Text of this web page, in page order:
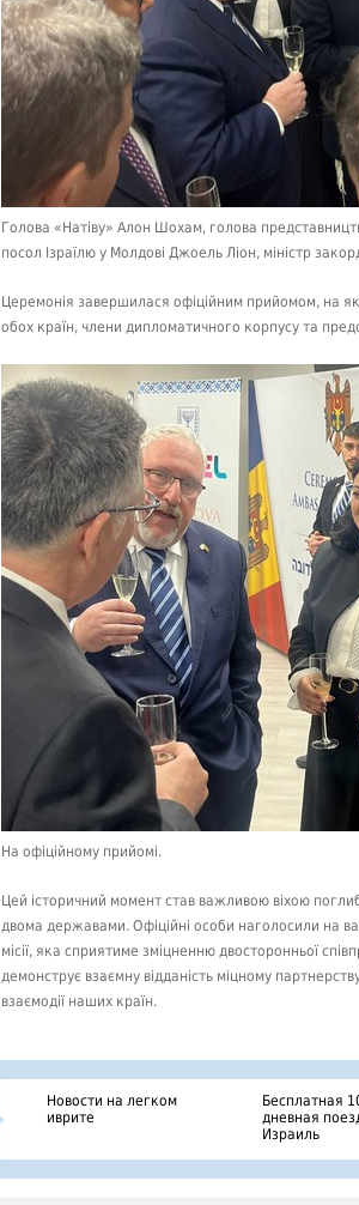
Голова «Натіву» Алон Шохам, голова
посол Ізраїлю у Молдові Джоель Ліон, міністр
Церемонія завершилася офіційним прийомом, на
обох країн, члени дипломатичного корпусу та
На офіційному прийомі.
Цей історичний момент став важливою віхою
двома державами. Офіційні особи наголосили на
місії, яка сприятиме зміцненню двосторонньої
демонструє взаємну відданість міцному
взаємодії наших країн.
Новости на легком
иврите
Бесплатная
дневная
Израиль